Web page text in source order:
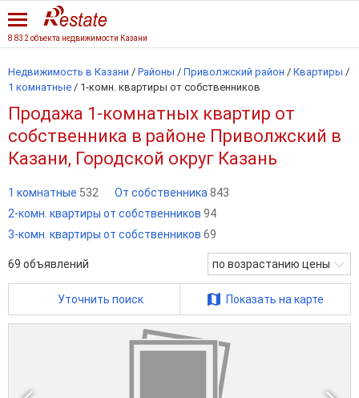
8 832 объекта недвижимости Казани
Недвижимость в Казани / Районы / Приволжский район / Квартиры /
1 комнатные / 1-комн. квартиры от собственников
Продажа 1-комнатных квартир от
собственника в районе Приволжский в
Казани, Городской округ Казань
1 комнатные 532 От собственника 843
2-комн. квартиры от собственников 94
3-комн. квартиры от собственников 69
69 объявлений по возрастанию цены
Уточнить поиск Показать на карте